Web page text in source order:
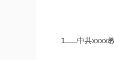
1......中共xxxx